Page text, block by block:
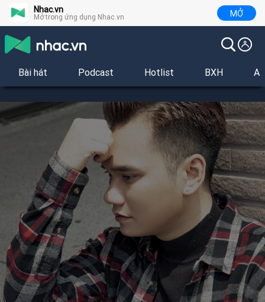
Nhac.vn
Mở trong ứng dụng Nhac.vn MỞ
Bài hát Podcast Hotlist BXH